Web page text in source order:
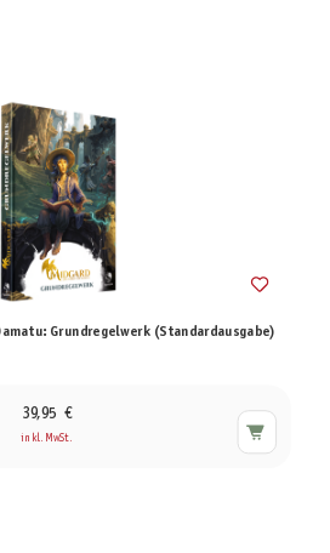
Grundregelwerk (Standardausgabe)
39,95 €
inkl. MwSt.